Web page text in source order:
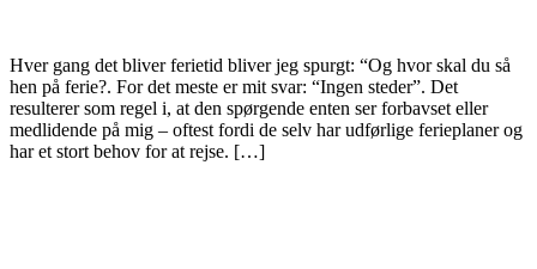
Hver gang det bliver ferietid bliver jeg spurgt: “Og hvor skal du så
hen på ferie?. For det meste er mit svar: “Ingen steder”. Det
resulterer som regel i, at den spørgende enten ser forbavset eller
medlidende på mig – oftest fordi de selv har udførlige ferieplaner og
har et stort behov for at rejse. […]